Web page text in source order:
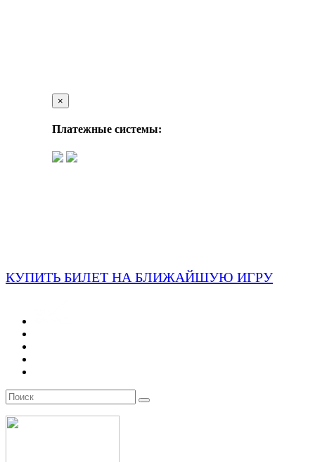
×
Платежные системы:
КУПИТЬ БИЛЕТ НА БЛИЖАЙШУЮ ИГРУ